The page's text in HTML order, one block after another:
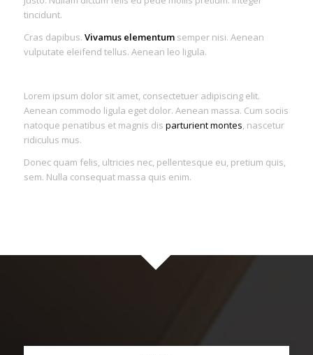
tincidunt.
Cras dapibus. Vivamus elementumsemper nisi. Aenean
vulputate eleifend tellus. Aenean leo ligula.
Lorem ipsum dolor sit amet, consectetuer adipiscing elit.
Aenean commodo ligula eget dolor. Aenean massa. Cum sociis
natoque penatibus et magnis dis parturient montes, nascetur
ridiculus mus.
Donec quam felis, ultricies nec, pellentesque eu, pretium quis,
sem. Nulla consequat massa quis enim.